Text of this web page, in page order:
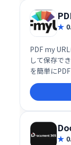
PDF my
して保存で
を簡単に
す。訪問者
伝達をスム